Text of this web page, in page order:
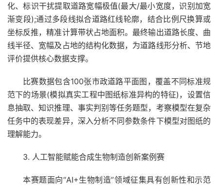
化、标识干扰提取道路宽幅极值(最大/最小宽度，识别加宽
渐变段);通过多段线拟合道路红线轮廓，结合比例尺换算或
坐标反推，精准计算带状占地面积。最终输出道路长度、曲
线半径、宽幅及占地的结构化数据，为道路线形分析、节地
评价提供核心数据支撑。
比赛数据包含100张市政道路平面图，覆盖不同标准规
范下的场景(模拟真实工程中图纸标准异构的特征)，设置信
息抽取、知识推理、事实判别等任务题型，考察模型在复杂
任务中的表现差异，深入分析不同参数条件下模型对图纸的
理解能力。
3. 人工智能赋能合成生物制造创新案例赛
本赛题面向“AI+生物制造”领域征集具有创新性和示范